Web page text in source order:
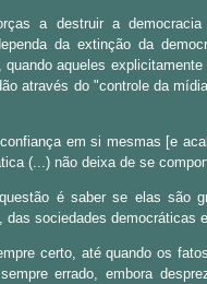
a destruir a
da extinção da
aqueles
através do "controle da
em si mesmas [e
(...) não deixa de se
é saber se elas são
sociedades democráticas
certo, até quando os
errado, embora